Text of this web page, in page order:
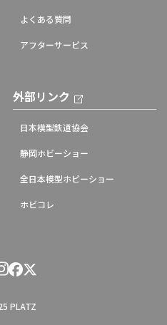
よくある質問
アフターサービス
外部リンク
日本模型鉄道協会
静岡ホビーショー
全日本模型ホビーショー
ホビコレ
PLATZ